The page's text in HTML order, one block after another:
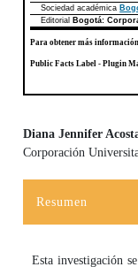
Sociedad académica
Editorial
Bogotá:
Para obtener más
Public Facts Label - Plugin
Contenido
Diana Jennifer
Corporación
Resumen
Esta investigación